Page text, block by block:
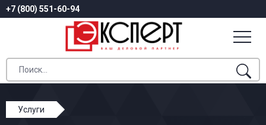
+7 (800) 551-60-94
Услуги